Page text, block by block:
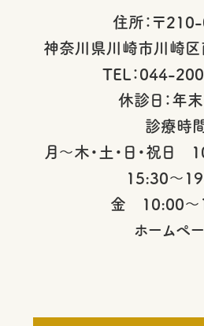
住所：〒
神奈川県川崎市川崎
TEL：044-
休診日：年
診療時
月～木・土・日・祝
15:30～
金 10:00～
ホームペ